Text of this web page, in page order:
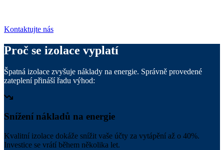
Kontaktujte nás
Proč se izolace vyplatí
Špatná izolace zvyšuje náklady na energie. Správně provedené
zateplení přináší řadu výhod:
Snížení nákladů na energie
Kvalitní izolace dokáže snížit vaše účty za vytápění až o 40%.
Investice se vrátí během několika let.